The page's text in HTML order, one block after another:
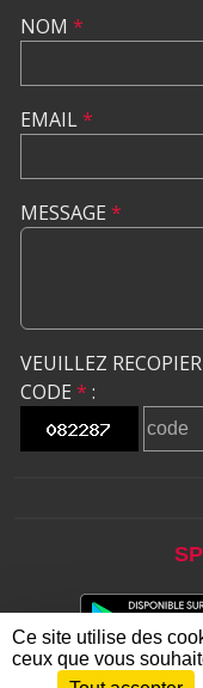
NOM *
EMAIL*
MESSAGE *
VEUILLEZ
CODE * :
Ce site utilise des
ceux que vous